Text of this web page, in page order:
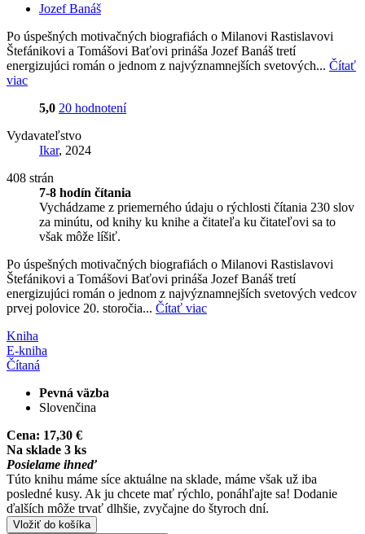
Jozef Banáš
Po úspešných motivačných biografiách o Milanovi Rastislavovi
Štefánikovi a Tomášovi Baťovi prináša Jozef Banáš tretí
energizujúci román o jednom z najvýznamnejších svetových... Čítať
viac
5,0 20 hodnotení
Vydavateľstvo
Ikar, 2024
408 strán
7-8 hodín čítania
Vychádzame z priemerného údaju o rýchlosti čítania 230 slov
za minútu, od knihy ku knihe a čitateľa ku čitateľovi sa to
však môže líšiť.
Po úspešných motivačných biografiách o Milanovi Rastislavovi
Štefánikovi a Tomášovi Baťovi prináša Jozef Banáš tretí
energizujúci román o jednom z najvýznamnejších svetových vedcov
prvej polovice 20. storočia... Čítať viac
Kniha
E-kniha
Čítaná
Pevná väzba
Slovenčina
Cena: 17,30 €
Na sklade 3 ks
Posielame ihneď
Túto knihu máme síce aktuálne na sklade, máme však už iba
posledné kusy. Ak ju chcete mať rýchlo, ponáhľajte sa! Dodanie
ďalších môže trvať dlhšie, zvyčajne do štyroch dní.
Vložiť do košíka